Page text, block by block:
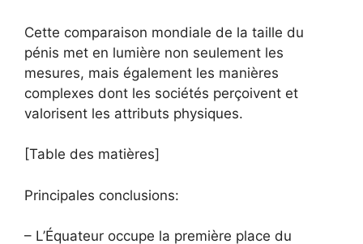
Cette comparaison mondiale de la taille du
pénis met en lumière non seulement les
mesures, mais également les manières
complexes dont les sociétés perçoivent et
valorisent les attributs physiques.
[Table des matières]
Principales conclusions:
– L’Équateur occupe la première place du